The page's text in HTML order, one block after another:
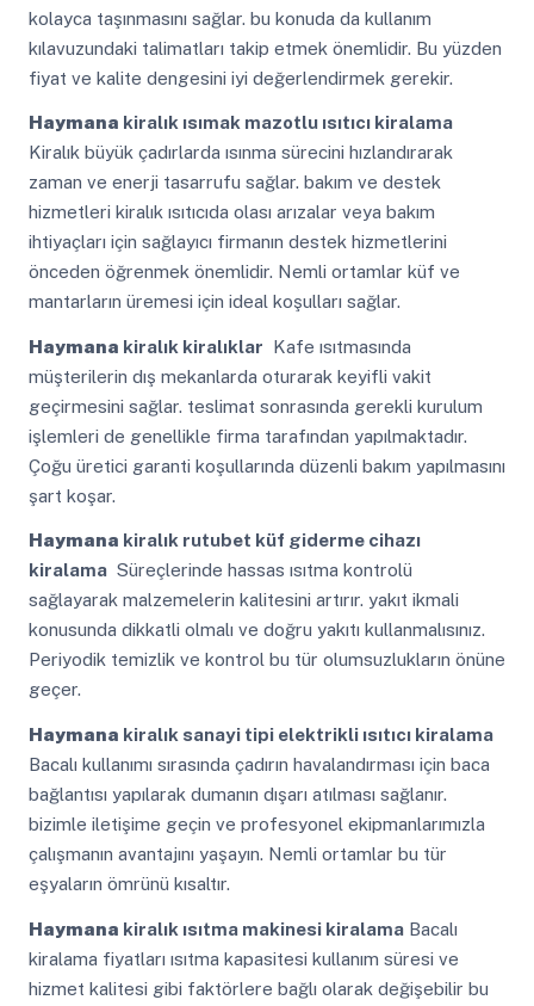
kolayca taşınmasını sağlar. bu konuda da kullanım
kılavuzundaki talimatları takip etmek önemlidir. Bu yüzden
fiyat ve kalite dengesini iyi değerlendirmek gerekir.
Haymana kiralık ısımak mazotlu ısıtıcı kiralama
Kiralık büyük çadırlarda ısınma sürecini hızlandırarak
zaman ve enerji tasarrufu sağlar. bakım ve destek
hizmetleri kiralık ısıtıcıda olası arızalar veya bakım
ihtiyaçları için sağlayıcı firmanın destek hizmetlerini
önceden öğrenmek önemlidir. Nemli ortamlar küf ve
mantarların üremesi için ideal koşulları sağlar.
Haymana kiralık kiralıklar Kafe ısıtmasında
müşterilerin dış mekanlarda oturarak keyifli vakit
geçirmesini sağlar. teslimat sonrasında gerekli kurulum
işlemleri de genellikle firma tarafından yapılmaktadır.
Çoğu üretici garanti koşullarında düzenli bakım yapılmasını
şart koşar.
Haymana kiralık rutubet küf giderme cihazı
kiralamaSüreçlerinde hassas ısıtma kontrolü
sağlayarak malzemelerin kalitesini artırır. yakıt ikmali
konusunda dikkatli olmalı ve doğru yakıtı kullanmalısınız.
Periyodik temizlik ve kontrol bu tür olumsuzlukların önüne
geçer.
Haymana kiralık sanayi tipi elektrikli ısıtıcı kiralama
Bacalı kullanımı sırasında çadırın havalandırması için baca
bağlantısı yapılarak dumanın dışarı atılması sağlanır.
bizimle iletişime geçin ve profesyonel ekipmanlarımızla
çalışmanın avantajını yaşayın. Nemli ortamlar bu tür
eşyaların ömrünü kısaltır.
Haymana kiralık ısıtma makinesi kiralamaBacalı
kiralama fiyatları ısıtma kapasitesi kullanım süresi ve
hizmet kalitesi gibi faktörlere bağlı olarak değişebilir bu